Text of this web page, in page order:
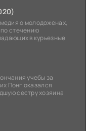
о молодоженах,
стечению
в курьезные
учебы за
Понг оказался
сестру хозяина